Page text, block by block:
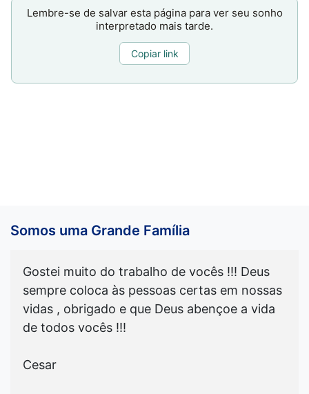
Lembre-se de salvar esta página para ver seu sonho
interpretado mais tarde.
Copiar link
Somos uma Grande Família
Gostei muito do trabalho de vocês !!! Deus
sempre coloca às pessoas certas em nossas
vidas , obrigado e que Deus abençoe a vida
de todos vocês !!!
Cesar